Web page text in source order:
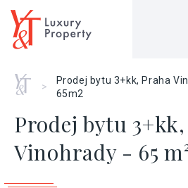
Home
>
Prodej bytu 3+kk, Praha
65m2
Prodej bytu
Vinohrady - 65